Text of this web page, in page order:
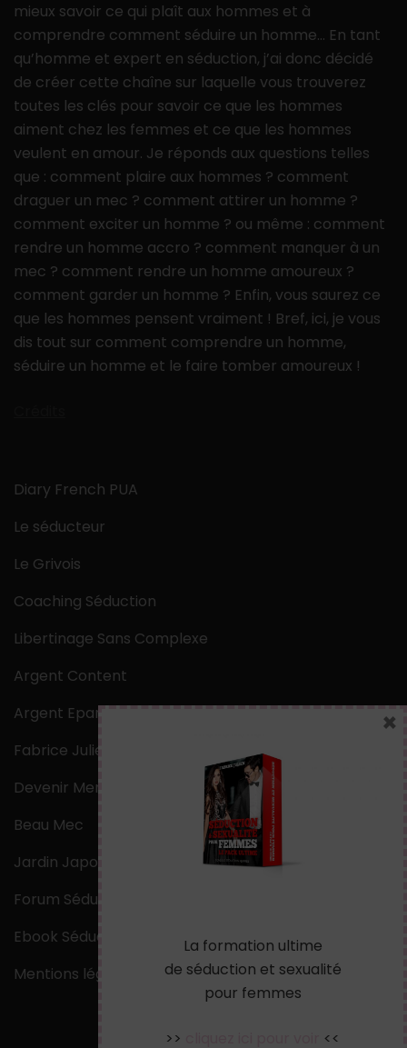
mieux savoir ce qui plaît aux hommes et à
comprendre comment séduire un homme… En tant
qu’homme et expert en séduction, j’ai donc décidé
de créer cette chaîne sur laquelle vous trouverez
toutes les clés pour savoir ce que les hommes
aiment chez les femmes et ce que les hommes
veulent en amour. Je réponds aux questions telles
que : comment plaire aux hommes ? comment
draguer un mec ? comment attirer un homme ?
comment exciter un homme ? ou même : comment
rendre un homme accro ? comment manquer à un
mec ? comment rendre un homme amoureux ?
comment garder un homme ? Enfin, vous saurez ce
que les hommes pensent vraiment ! Bref, ici, je vous
dis tout sur comment comprendre un homme,
séduire un homme et le faire tomber amoureux !
Diary French PUA
Le séducteur
Le Grivois
Coaching Séduction
Libertinage Sans Complexe
Argent Content
Argent Epargne
Fabrice Julien
Devenir Mentaliste
Beau Mec
Jardin Japonais Zen
Forum Séduction
Ebook Séduction
Mentions légales
La formation ultime
de séduction et sexualité
pour femmes
>> <<
×